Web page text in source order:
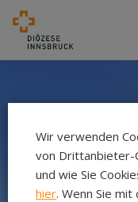
Wir verwenden
von Drittanbieter-
und wie Sie
hier. Wenn Sie